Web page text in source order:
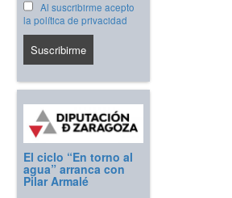
Al suscribirme acepto
la política de privacidad
El ciclo “En torno al
agua” arranca con
Pilar Armalé